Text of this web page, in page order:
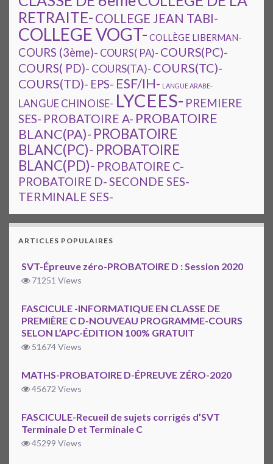
RETRAITE- COLLEGE JEAN TABI-
COLLEGE VOGT- COLLÈGE LIBERMAN-
COURS (3ème)- COURS( PA)- COURS(PC)-
COURS( PD)- COURS(TA)- COURS(TC)-
COURS(TD)- EPS- ESF/IH- LANGUE ARABE-
LANGUE CHINOISE- LYCEES- PREMIERE
SES- PROBATOIRE A- PROBATOIRE
BLANC(PA)- PROBATOIRE
BLANC(PC)- PROBATOIRE
BLANC(PD)- PROBATOIRE C-
PROBATOIRE D-SECONDE SES-
TERMINALE SES-
ARTICLES POPULAIRES
SVT-Épreuve zéro-PROBATOIRE D : Session 2020
71251 Views
FASCICULE -INFORMATIQUE EN CLASSE DE
PREMIÈRE C D-NOUVEAU PROGRAMME-COURS
SELON L’APC-ÉDITION 100% GRATUIT
51674 Views
MATHS-PROBATOIRE D-ÉPREUVE ZÉRO-2020
45672 Views
FASCICULE-Recueil de sujets corrigés d’SVT
Terminale D et Terminale C
45299 Views